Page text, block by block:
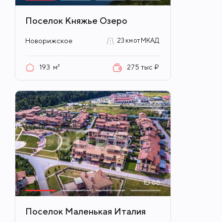
Поселок Княжье Озеро
Новорижское 23 км от МКАД
193 м² 275 тыс ₽
ID68
Поселок Маленькая Италия